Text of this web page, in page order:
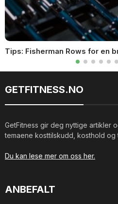
Tips: Fisherman Rows for en
GETFITNESS.NO
GetFitness gir deg nyttige artikler
temaene kosttilskudd, kosthold og
Du kan lese mer om oss her.
ANBEFALT